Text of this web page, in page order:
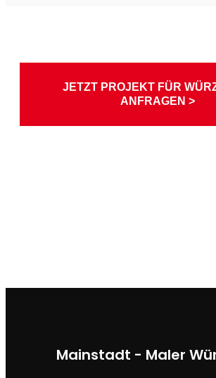
JETZT PROJEKT FÜR
ANFRAGEN >
Mainstadt - Maler